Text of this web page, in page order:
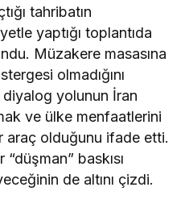
tahribatın
yaptığı toplantıda
Müzakere masasına
olmadığını
yolunun İran
ve ülke menfaatlerini
araç olduğunu ifade etti.
baskısı
de altını çizdi.